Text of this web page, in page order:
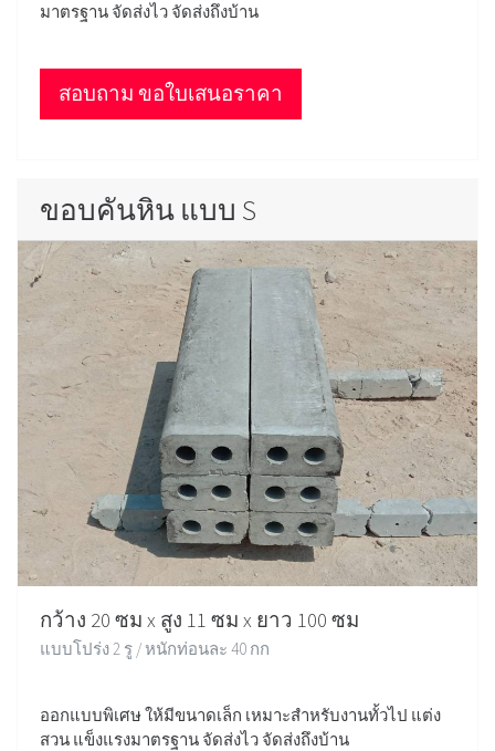
มาตรฐาน จัดส่งไว จัดส่งถึงบ้าน
สอบถาม ขอใบเสนอราคา
ขอบคันหิน แบบ S
กว้าง 20 ซม x สูง 11 ซม x ยาว 100 ซม
แบบโปร่ง 2 รู / หนักท่อนละ 40 กก
ออกแบบพิเศษ ให้มีขนาดเล็ก เหมาะสำหรับงานทั้วไป แต่ง
สวน แข็งแรงมาตรฐาน จัดส่งไว จัดส่งถึงบ้าน